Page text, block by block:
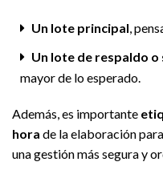
Un lote principal,
Un lote de respaldo o
mayor de lo esperado.
Además, es importante
hora de la elaboración
una gestión más segura y